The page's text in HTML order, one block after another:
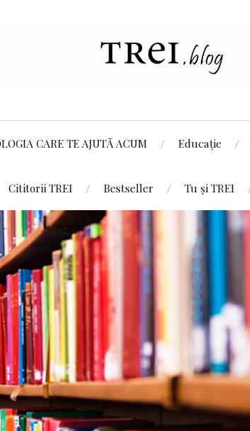
CARE TE AJUTĂ ACUM Educație
Cititorii TREI Bestseller Tu și TREI